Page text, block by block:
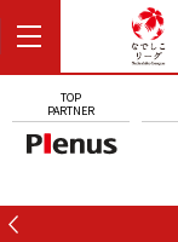
TOP
PARTNER